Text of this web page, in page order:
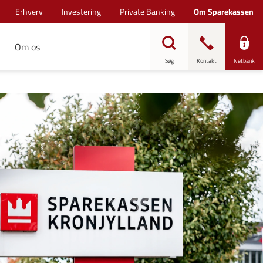
Erhverv Investering Private Banking Om Sparekassen
Om os
Søg Kontakt Netbank